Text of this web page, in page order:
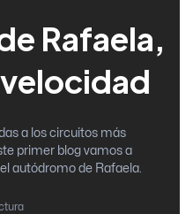
Rafaela,
a los circuitos más
primer blog vamos a
autódromo de Rafaela.